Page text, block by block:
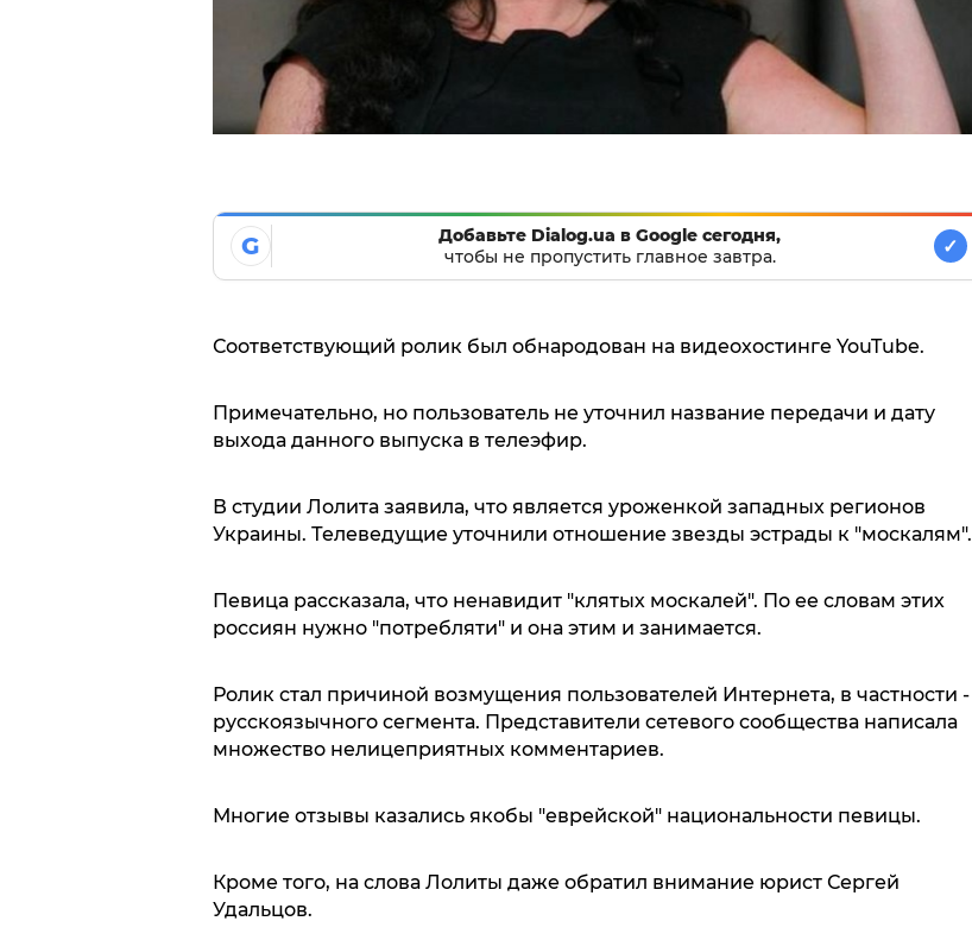
G
Добавьте Dialog.ua в Google сегодня,
чтобы не пропустить главное завтра.
✓
Соответствующий ролик был обнародован на видеохостинге YouTube.
Примечательно, но пользователь не уточнил название передачи и дату
выхода данного выпуска в телеэфир.
В студии Лолита заявила, что является уроженкой западных регионов
Украины. Телеведущие уточнили отношение звезды эстрады к "москалям".
Певица рассказала, что ненавидит "клятых москалей". По ее словам этих
россиян нужно "потребляти" и она этим и занимается.
Ролик стал причиной возмущения пользователей Интернета, в частности -
русскоязычного сегмента. Представители сетевого сообщества написала
множество нелицеприятных комментариев.
Многие отзывы казались якобы "еврейской" национальности певицы.
Кроме того, на слова Лолиты даже обратил внимание юрист Сергей
Удальцов.